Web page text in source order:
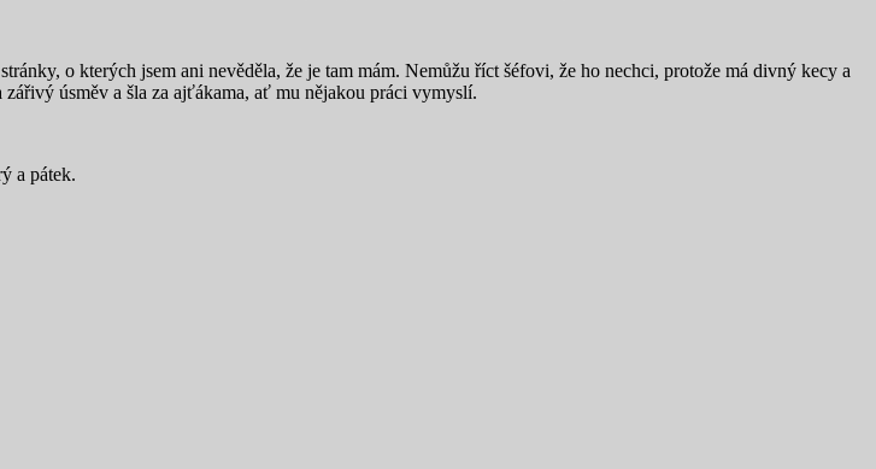
o kterých jsem ani nevěděla, že je tam mám. Nemůžu říct šéfovi, že ho nechci, protože má divný kecy a
úsměv a šla za ajťákama, ať mu nějakou práci vymyslí.
a pátek.